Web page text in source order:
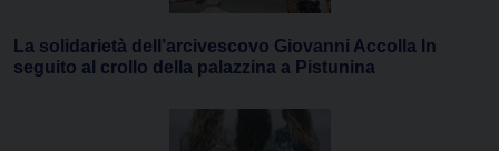
La solidarietà dell’arcivescovo Giovanni Accolla In
seguito al crollo della palazzina a Pistunina